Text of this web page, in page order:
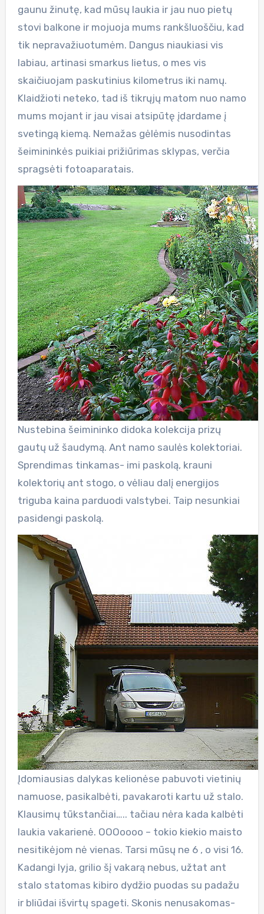
gaunu žinutę, kad mūsų laukia ir jau nuo pietų
stovi balkone ir mojuoja mums rankšluoščiu, kad
tik nepravažiuotumėm. Dangus niaukiasi vis
labiau, artinasi smarkus lietus, o mes vis
skaičiuojam paskutinius kilometrus iki namų.
Klaidžioti neteko, tad iš tikrųjų matom nuo namo
mums mojant ir jau visai atsipūtę įdardame į
svetingą kiemą. Nemažas gėlėmis nusodintas
šeimininkės puikiai prižiūrimas sklypas, verčia
spragsėti fotoaparatais.
Nustebina šeimininko didoka kolekcija prizų
gautų už šaudymą. Ant namo saulės kolektoriai.
Sprendimas tinkamas- imi paskolą, krauni
kolektorių ant stogo, o vėliau dalį energijos
triguba kaina parduodi valstybei. Taip nesunkiai
pasidengi paskolą.
Įdomiausias dalykas kelionėse pabuvoti vietinių
namuose, pasikalbėti, pavakaroti kartu už stalo.
Klausimų tūkstančiai….. tačiau nėra kada kalbėti
laukia vakarienė. OOOoooo – tokio kiekio maisto
nesitikėjom nė vienas. Tarsi mūsų ne 6 , o visi 16.
Kadangi lyja, grilio šį vakarą nebus, užtat ant
stalo statomas kibiro dydžio puodas su padažu
ir bliūdai išvirtų spageti. Skonis nenusakomas-